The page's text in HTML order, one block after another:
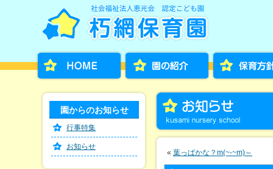
« 葉っぱかな？m(~-~m)～
園からのお知らせ
行事特集
お知らせ